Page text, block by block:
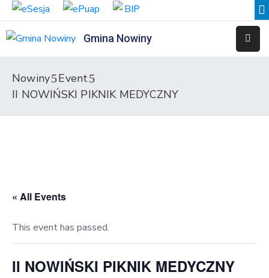
Gmina Nowiny
Przedszkole
w
Zespół
Integracyjnych
Nowiny
Event
II NOWIŃSKI PIKNIK MEDYCZNY
« All Events
This event has passed.
II NOWIŃSKI PIKNIK MEDYCZNY